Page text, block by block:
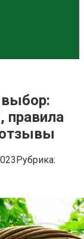
правила
Рубрика: